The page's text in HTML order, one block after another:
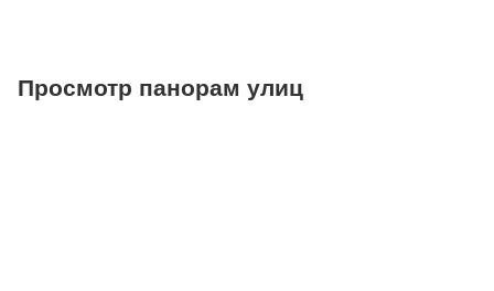
Просмотр панорам улиц